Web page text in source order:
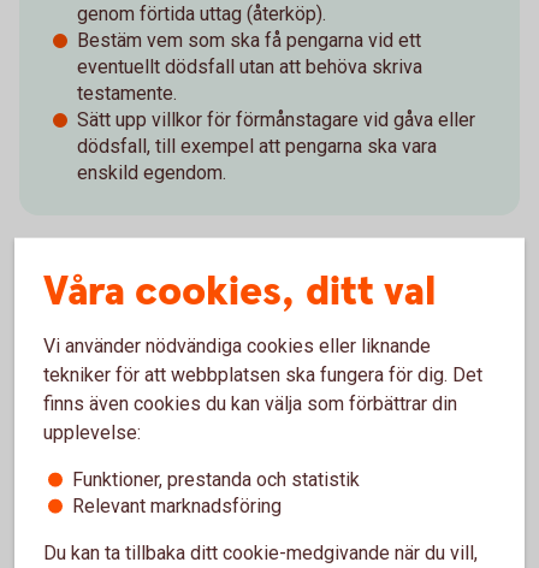
genom förtida uttag (återköp).
Bestäm vem som ska få pengarna vid ett
eventuellt dödsfall utan att behöva skriva
testamente.
Sätt upp villkor för förmånstagare vid gåva eller
dödsfall, till exempel att pengarna ska vara
enskild egendom.
Du kan när som helst kostnads- och skattefritt
byta fonder under spartiden.
Vinst och uttag i Pensionsspar Privat är
kallad avkastningsskatt, varje år.
Förtida uttag (så kallat återköp) är avgiftsfritt.
Våra cookies, ditt val
Vi använder nödvändiga cookies eller liknande
tekniker för att webbplatsen ska fungera för dig. Det
finns även cookies du kan välja som förbättrar din
upplevelse:
Funktioner, prestanda och statistik
Relevant marknadsföring
Du kan ta tillbaka ditt cookie-medgivande när du vill,